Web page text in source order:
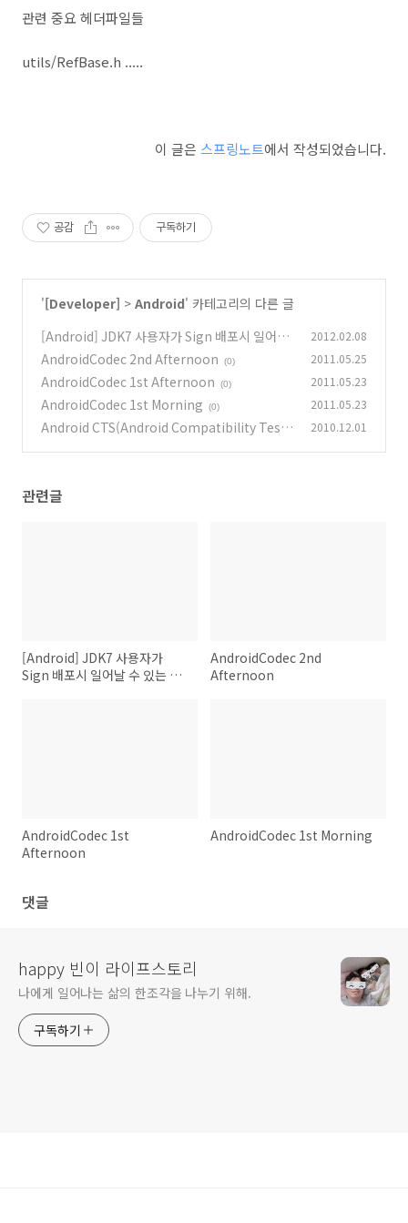
관련 중요 헤더파일들
utils/RefBase.h .....
이 글은 스프링노트에서 작성되었습니다.
공감 구독하기
'[Developer] > Android' 카테고리의 다른 글
[Android] JDK7 사용자가 Sign 배포시 일어날
수 있는 문제. (1)
2012.02.08
AndroidCodec 2nd Afternoon (0) 2011.05.25
AndroidCodec 1st Afternoon (0) 2011.05.23
AndroidCodec 1st Morning (0) 2011.05.23
Android CTS(Android Compatibility Test
2010.12.01
관련글
[Android] JDK7 사용자가
Sign 배포시 일어날 수 있는 문
AndroidCodec 2nd
Afternoon
AndroidCodec 1st
Afternoon
AndroidCodec 1st Morning
댓글
happy 빈이 라이프스토리
나에게 일어나는 삶의 한조각을 나누기 위해.
구독하기